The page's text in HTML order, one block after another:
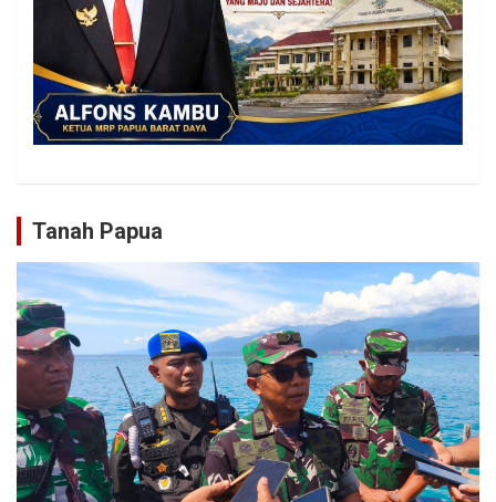
Tanah Papua